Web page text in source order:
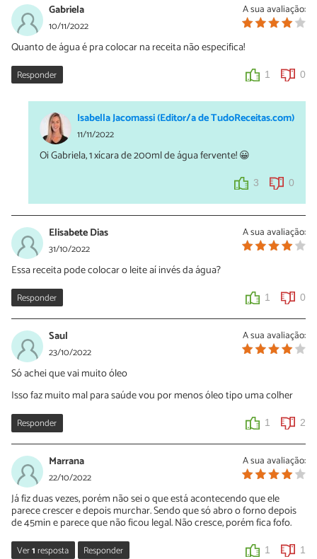
A sua avaliação:
Gabriela
10/11/2022
Quanto de água é pra colocar na receita não especifica!
Responder 1 0
Isabella Jacomassi (Editor/a de TudoReceitas.com)
11/11/2022
Oi Gabriela, 1 xícara de 200ml de água fervente! 😀
3 0
A sua avaliação:
Elisabete Dias
31/10/2022
Essa receita pode colocar o leite aí invés da água?
Responder 1 0
A sua avaliação:
Saul
23/10/2022
Só achei que vai muito óleo
Isso faz muito mal para saúde vou por menos óleo tipo uma colher
Responder 1 2
A sua avaliação:
Marrana
22/10/2022
Já fiz duas vezes, porém não sei o que está acontecendo que ele
parece crescer e depois murchar. Sendo que só abro o forno depois
de 45min e parece que não ficou legal. Não cresce, porém fica fofo.
Ver1resposta Responder 1 1